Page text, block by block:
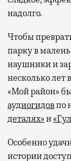
надолго.
Чтобы
парку в
наушники и
несколько лет
«Мой район»
аудиогидовпо
деталях»и
Особенно
истории